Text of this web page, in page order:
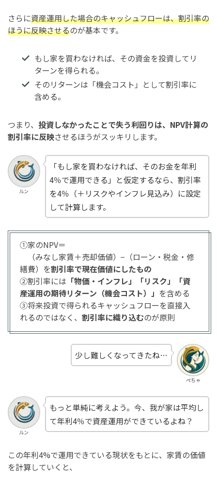
さらに資産運用した場合のキャッシュフローは、割引率の
ほうに反映させるのが基本です。
もし家を買わなければ、その資金を投資してリ
ターンを得られる。
そのリターンは「機会コスト」として割引率に
含める。
つまり、 投資しなかったことで失う利回りは、NPV計算の
割引率に反映させるほうがスッキリします。
ルン
「もし家を買わなければ、そのお金を年利
4％で運用できる」と仮定するなら、割引率
を4％（＋リスクやインフレ見込み）に設定
して計算します。
①家のNPV＝
（みなし家賃＋売却価値）−（ローン・税金・修
繕費）を割引率で現在価値にしたもの
②割引率には 「物価・インフレ」「リスク」「資
産運用の期待リターン（機会コスト）」 を含める
③将来投資で得られるキャッシュフローを直接入
れるのではなく、 割引率に織り込むのが原則
ぺちゃ
少し難しくなってきたね…
ルン
もっと単純に考えよう。今、我が家は平均し
て年利4％で資産運用ができているよね？
この年利4%で運用できている現状をもとに、家賃の価値
を計算していくと、